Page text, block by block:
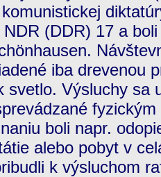
(DDR) 17 a
iba drevenou
svetlo. Výsluchy sa
boli napr.
alebo pobyt v
k výsluchom